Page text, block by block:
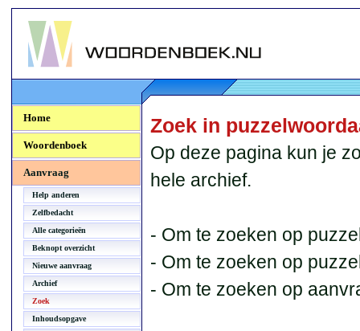
Woordenboek.NU
Home
Woordenboek
Aanvraag
Help anderen
Zelfbedacht
Alle categorieën
Beknopt overzicht
Nieuwe aanvraag
Archief
Zoek
Inhoudsopgave
Zoek in
Op deze pagina kun je
hele archief.
- Om te zoeken op
- Om te zoeken op
- Om te zoeken op